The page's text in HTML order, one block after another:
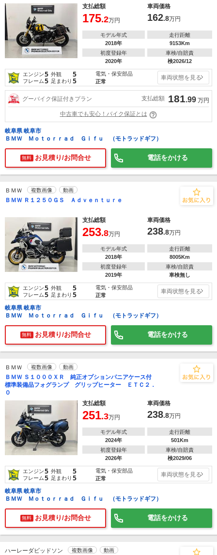
支払総額
車両価格
175.2万円 162.8万円
モデル年式
2018年
走行距離
9153Km
初度登録年
2020年
車検/自賠責
検2026/12
エンジン5 外観 5
フレーム5 足まわり 5
電気・保安部品
正常
車両状態を見る
グーバイク保証付きプラン 支払総額 181.99 万円
中古車でも安心！バイク保証とは
岐阜県 岐阜市
ＢＭＷ Ｍｏｔｏｒｒａｄ Ｇｉｆｕ （モトラッドギフ）
無料 お見積り/お問合せ 電話をかける
ＢＭＷ 複数画像 動画
ＢＭＷ Ｒ１２５０ＧＳ Ａｄｖｅｎｔｕｒｅ
支払総額 車両価格
253.8万円 238.8万円
モデル年式
2018年
走行距離
8005Km
初度登録年
2019年
車検/自賠責
車検無し
エンジン5 外観 5
フレーム5 足まわり 5
電気・保安部品
正常
車両状態を見る
岐阜県 岐阜市
ＢＭＷ Ｍｏｔｏｒｒａｄ Ｇｉｆｕ （モトラッドギフ）
無料 お見積り/お問合せ 電話をかける
ＢＭＷ 複数画像 動画
ＢＭＷ Ｓ１０００ＸＲ 純正オプションパニアケース付
標準装備品フォグランプ グリップヒーター ＥＴＣ２．
０
支払総額
車両価格
251.3万円 238.8万円
モデル年式
2024年
走行距離
501Km
初度登録年
2026年
車検/自賠責
検2029/06
エンジン5 外観 5
フレーム5 足まわり 5
電気・保安部品
正常
車両状態を見る
岐阜県 岐阜市
ＢＭＷ Ｍｏｔｏｒｒａｄ Ｇｉｆｕ （モトラッドギフ）
無料 お見積り/お問合せ 電話をかける
ハーレーダビッドソン 複数画像 動画